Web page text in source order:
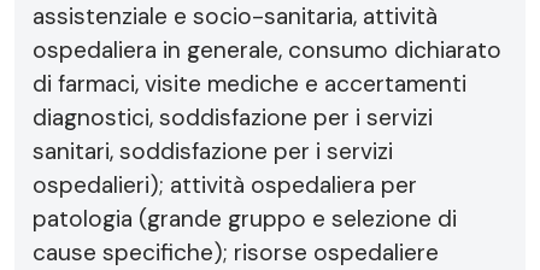
assistenziale e socio-sanitaria, attività
ospedaliera in generale, consumo dichiarato
di farmaci, visite mediche e accertamenti
diagnostici, soddisfazione per i servizi
sanitari, soddisfazione per i servizi
ospedalieri); attività ospedaliera per
patologia (grande gruppo e selezione di
cause specifiche); risorse ospedaliere